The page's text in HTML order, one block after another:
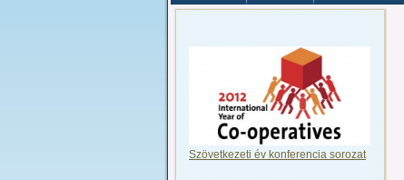
Szövetkezeti év konferencia sorozat